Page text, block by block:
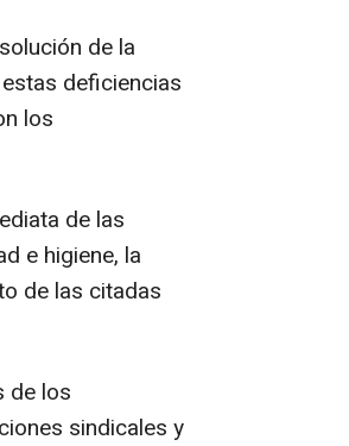
de la
deficiencias
los
de las
e higiene, la
de las citadas
de los
sindicales y